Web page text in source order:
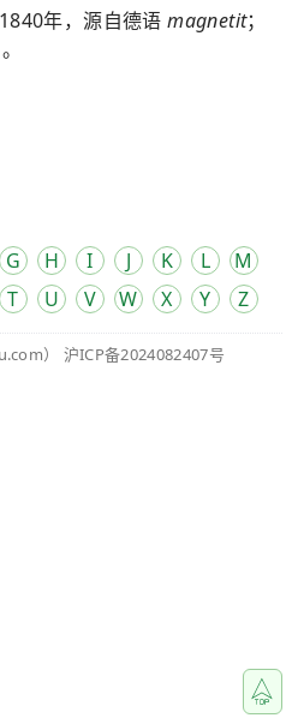
年，源自德语magnetit；
G H I J K L
M
T U V W X Y Z
） 沪ICP备2024082407号